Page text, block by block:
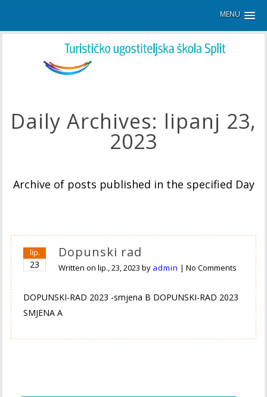
MENU
Daily Archives: lipanj 23,
2023
Archive of posts published in the specified Day
lip.
23
Dopunski rad
Written onlip., 23, 2023 by admin |No Comments
DOPUNSKI-RAD 2023 -smjena B DOPUNSKI-RAD 2023
SMJENA A